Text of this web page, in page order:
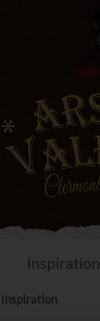
Inspiration
Inspiration